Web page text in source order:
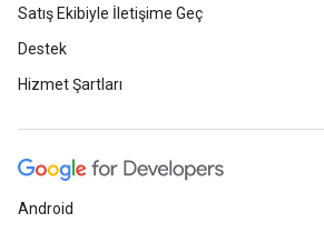
Satış Ekibiyle İletişime Geç
Destek
Hizmet Şartları
Android